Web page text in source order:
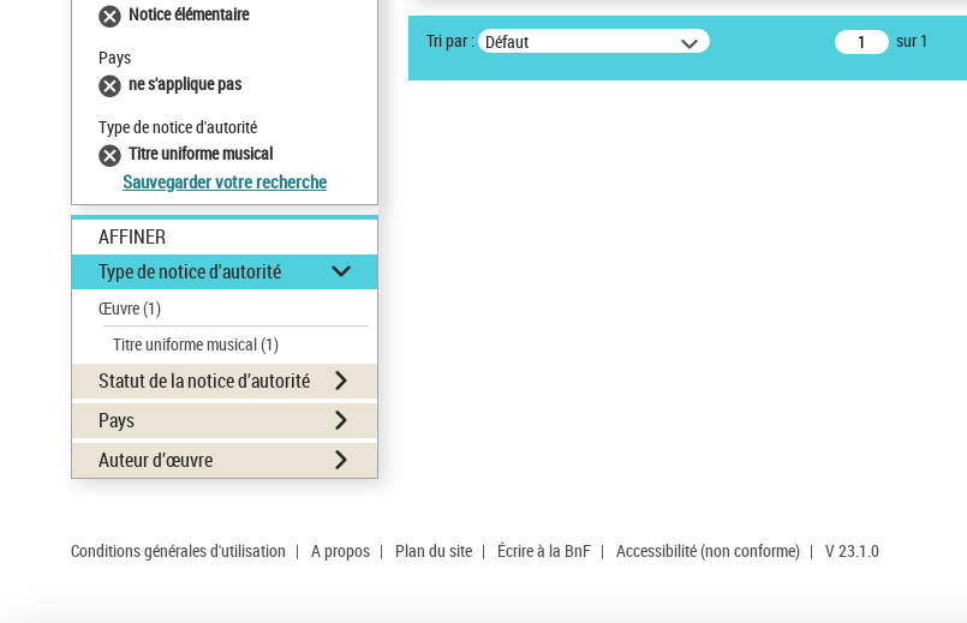
Notice élémentaire
Pays
ne s'applique pas
Type de notice d'autorité
Titre uniforme musical
Sauvegarder votre recherche
AFFINER
Type de notice d'autorité
Œuvre(1)
Titre uniforme musical(1)
Statut de la notice d’autorité
Pays
Auteur d’œuvre
Tri par : Défaut sur 1
Conditions générales d'utilisation | A propos | Plan du site | Écrire à la BnF | Accessibilité (non conforme) | V 23.1.0